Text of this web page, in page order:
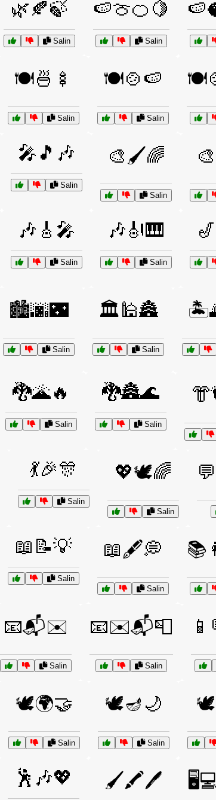
🌿🍂🍃
Salin
🍉🍈🍊🍋
Salin
🍽️🍜🍢
Salin
🍽️🍲🍉
Salin
🎤🎵🎶
Salin
🎨🖌️🌈
Salin
🎶🎸🎤
Salin
🎶🎻🎹
Salin
🏙️🌆🌃
Salin
🏛️🕌🏯
Salin
🐉🌋🔥
Salin
🐉🏯🌊
Salin
💃🎉🎊
Salin
💖🕊️🌈
Salin
📖📝💡
Salin
📖🖋️💭
Salin
📧📬✉️
Salin
📧✉️📬📮
Salin
🕊️🌍🤝
Salin
🕊️🪔🌙
Salin
🕺🎶💖 🖌️🖍️🖊️